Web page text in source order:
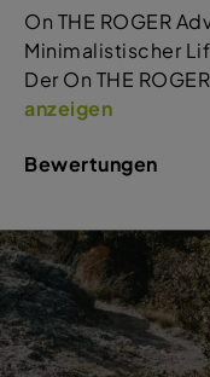
On THE ROGER
Minimalistischer
Der On THE
anzeigen
Bewertungen